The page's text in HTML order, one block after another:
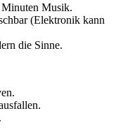
Minuten Musik.
(Elektronik kann
die Sinne.